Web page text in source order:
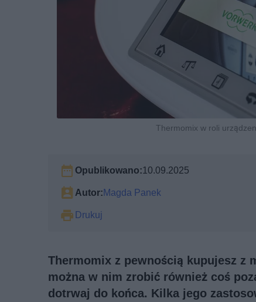
Thermomix w roli
Opublikowano:10.09.2025
Autor:Magda Panek
Drukuj
Thermomix z pewnością kupujesz z
można w nim zrobić również coś
dotrwaj do końca. Kilka jego